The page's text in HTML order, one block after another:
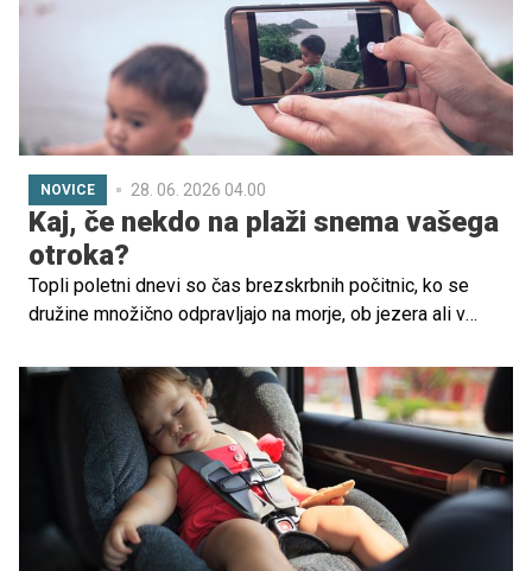
pristopi, ki lahko pomagajo pri vsakodnevni vzgoji.
NOVICE 28. 06. 2026 04.00
Kaj, če nekdo na plaži snema vašega
otroka?
Topli poletni dnevi so čas brezskrbnih počitnic, ko se
družine množično odpravljajo na morje, ob jezera ali v
nepogrešljiv del poletnega vzdušja. Vendar pa prav v teh
trenutkih, ko bi morali biti sproščeni, odrasli ne smemo
pozabiti na najpomembnejše – varnost otrok.